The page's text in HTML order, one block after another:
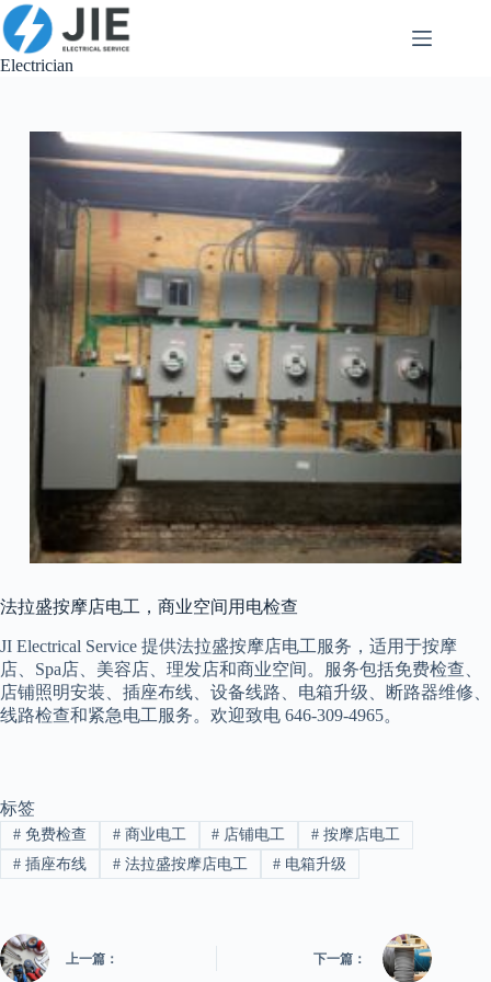
跳
至
内
Electrician
法拉盛按摩店电工，商业空间用电检查
JI Electrical Service 提供法拉盛按摩店电工服务，适用于按摩
店、Spa店、美容店、理发店和商业空间。服务包括免费检查、
店铺照明安装、插座布线、设备线路、电箱升级、断路器维修、
线路检查和紧急电工服务。欢迎致电 646-309-4965。
标签
#免费检查 #商业电工 # 店铺电工 # 按摩店电工
#插座布线 #法拉盛按摩店电工 # 电箱升级
上一篇： 下一篇：